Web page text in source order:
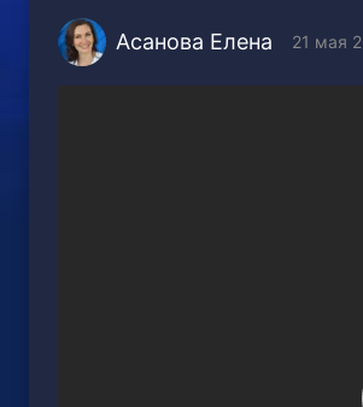
Асанова Елена 21 мая